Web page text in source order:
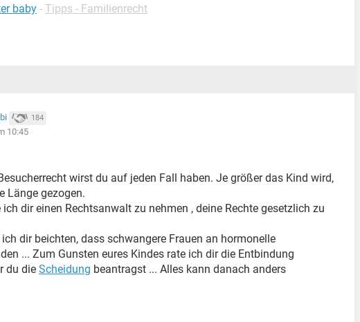
baby - Tipps - Familienrecht
184
10:45
wirst du auf jeden Fall haben. Je größer das Kind wird,
Länge gezogen.
dir einen Rechtsanwalt zu nehmen , deine Rechte gesetzlich zu
dir beichten, dass schwangere Frauen an hormonelle
... Zum Gunsten eures Kindes rate ich dir die Entbindung
du die Scheidung beantragst ... Alles kann danach anders